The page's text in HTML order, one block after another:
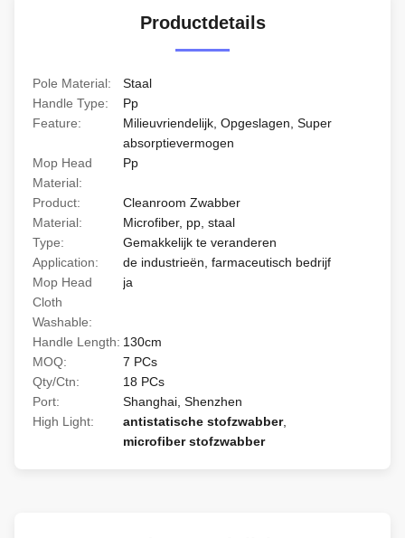
Productdetails
Pole Material:
Staal
Handle Type:
Pp
Feature:
Milieuvriendelijk, Opgeslagen, Super
absorptievermogen
Mop Head
Material:
Pp
Product:
Cleanroom Zwabber
Material:
Microfiber, pp, staal
Type:
Gemakkelijk te veranderen
Application:
de industrieën, farmaceutisch bedrijf
Mop Head
Cloth
Washable:
ja
Handle Length: 130cm
MOQ:
7 PCs
Qty/Ctn:
18 PCs
Port:
Shanghai, Shenzhen
High Light:
antistatische stofzwabber,
microfiber stofzwabber